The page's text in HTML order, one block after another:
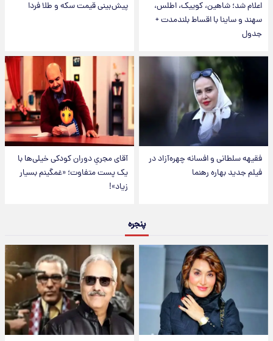
اعلام شد؛ شاهین، کوییک، اطلس،
سهند و ساینا با اقساط بلندمدت +
جدول
پیش‌بینی قیمت سکه و طلا فردا
فقیهه سلطانی و افسانه چهره‌آزاد در
فیلم جدید بهاره رهنما
آقای مجریِ دوران کودکی خیلی‌ها با
یک پست متفاوت؛ «غمگینم بسیار
زیاد»!
پنجره